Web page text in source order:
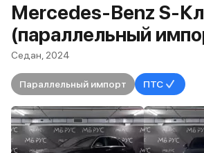
Mercedes-Benz S-
(параллельный
Седан, 2024
Параллельный импорт ПТС